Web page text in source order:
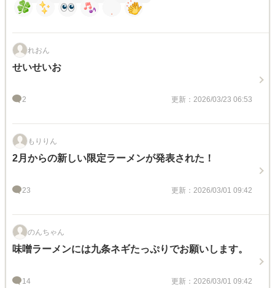
れおん
せいせいお
2 更新：2026/03/23 06:53
もりりん
2月からの新しい限定ラーメンが発表された！
23 更新：2026/03/01 09:42
のんちゃん
味噌ラーメンには九条ネギたっぷりでお願いします。
14 更新：2026/03/01 09:42